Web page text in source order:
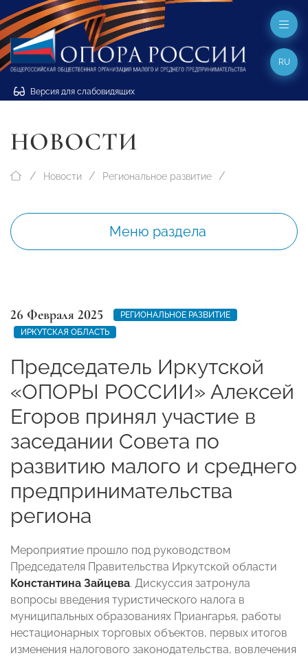
Версия для слабовидящих
RU
НОВОСТИ
Новости Региональное развитие
Меню раздела
26 Февраля 2025
РЕГИОНАЛЬНОЕ РАЗВИТИЕ
ИРКУТСКАЯ ОБЛАСТЬ
Председатель Иркутской
«ОПОРЫ РОССИИ» Алексей
Егоров принял участие в
заседании Совета по
развитию малого и среднего
предпринимательства
региона
Мероприятие прошло под руководством
Председателя Правительства Иркутской области
Константина Зайцева. Дискуссия затронула
вопросы введения туристического налога в
муниципальных образованиях Приангарья, работы
нестационарных торговых объектов, первых итогов
изменения налогового законодательства, вовлечения